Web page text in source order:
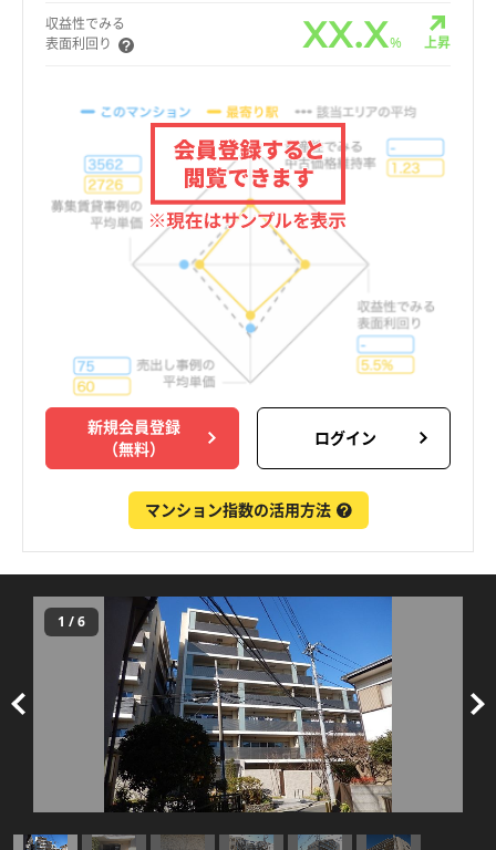
収益性でみる
表面利回り
XX.X% 上昇
新規会員登録
（無料）
ログイン
マンション指数の活用方法
1 /6